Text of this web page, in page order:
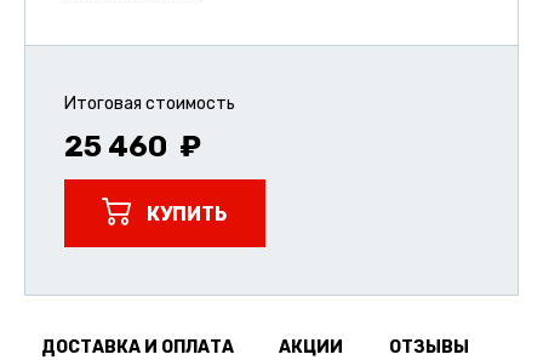
Итоговая стоимость
25 460
КУПИТЬ
ДОСТАВКА И ОПЛАТА АКЦИИ ОТЗЫВЫ